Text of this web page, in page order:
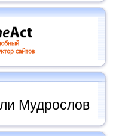
Мудрослов